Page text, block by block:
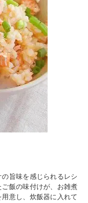
旨味を感じられるレシ
飯の味付けが、お雑煮
意し、炊飯器に入れて